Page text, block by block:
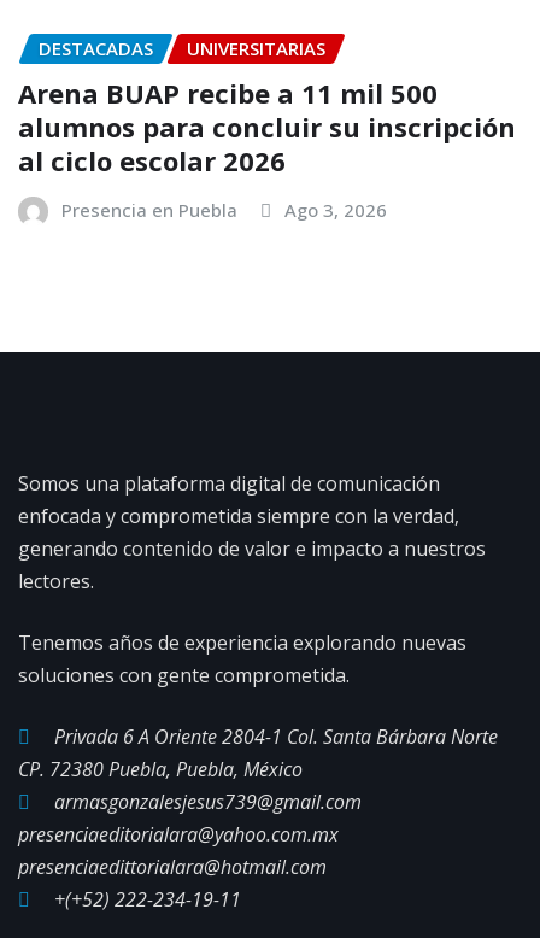
DESTACADAS UNIVERSITARIAS
Arena BUAP recibe a 11 mil 500
alumnos para concluir su inscripción
al ciclo escolar 2026
Presencia en Puebla Ago 3, 2026
Somos una plataforma digital de comunicación
enfocada y comprometida siempre con la verdad,
generando contenido de valor e impacto a nuestros
lectores.
Tenemos años de experiencia explorando nuevas
soluciones con gente comprometida.
Privada 6 A Oriente 2804-1 Col. Santa Bárbara Norte
CP. 72380 Puebla, Puebla, México
armasgonzalesjesus739@gmail.com
presenciaeditorialara@yahoo.com.mx
presenciaedittorialara@hotmail.com
+(+52) 222-234-19-11